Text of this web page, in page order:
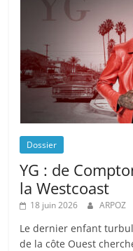
Dossier
YG : de
la Westcoast
18 juin 2026 ARPOZ
Le dernier enfant
de la côte Ouest